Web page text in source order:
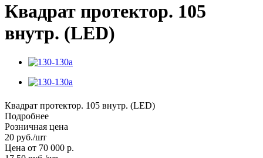
Квадрат протектор. 105
внутр. (LED)
Квадрат протектор. 105 внутр. (LED)
Подробнее
Розничная цена
20 руб./шт
Цена от 70 000 р.